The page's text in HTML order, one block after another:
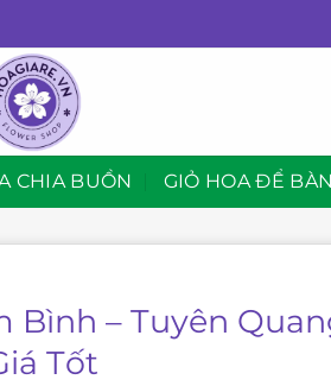
CHIA BUỒN GIỎ HOA ĐỂ BÀN
Bình – Tuyên
Tốt